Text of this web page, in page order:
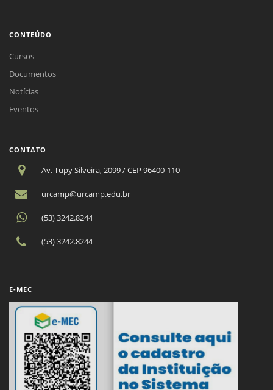
CONTEÚDO
Cursos
Documentos
Notícias
Eventos
CONTATO
Av. Tupy Silveira, 2099 / CEP 96400-110
urcamp@urcamp.edu.br
(53) 3242.8244
(53) 3242.8244
E-MEC